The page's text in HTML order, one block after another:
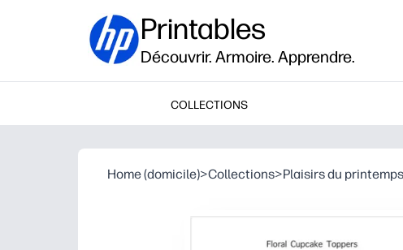
Printables
Découvrir. Armoire. Apprendre.
COLLECTIONS
Home (domicile)>Collections>Plaisirs du printemps